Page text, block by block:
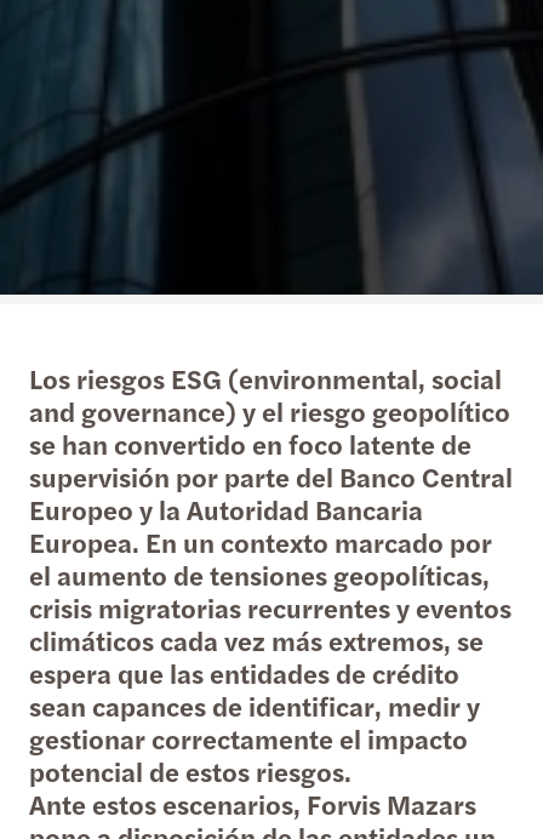
Los riesgos ESG (environmental, social
and governance) y el riesgo geopolítico
se han convertido en foco latente de
supervisión por parte del Banco Central
Europeo y la Autoridad Bancaria
Europea. En un contexto marcado por
el aumento de tensiones geopolíticas,
crisis migratorias recurrentes y eventos
climáticos cada vez más extremos, se
espera que las entidades de crédito
sean capances de identificar, medir y
gestionar correctamente el impacto
potencial de estos riesgos.
Ante estos escenarios, Forvis Mazars